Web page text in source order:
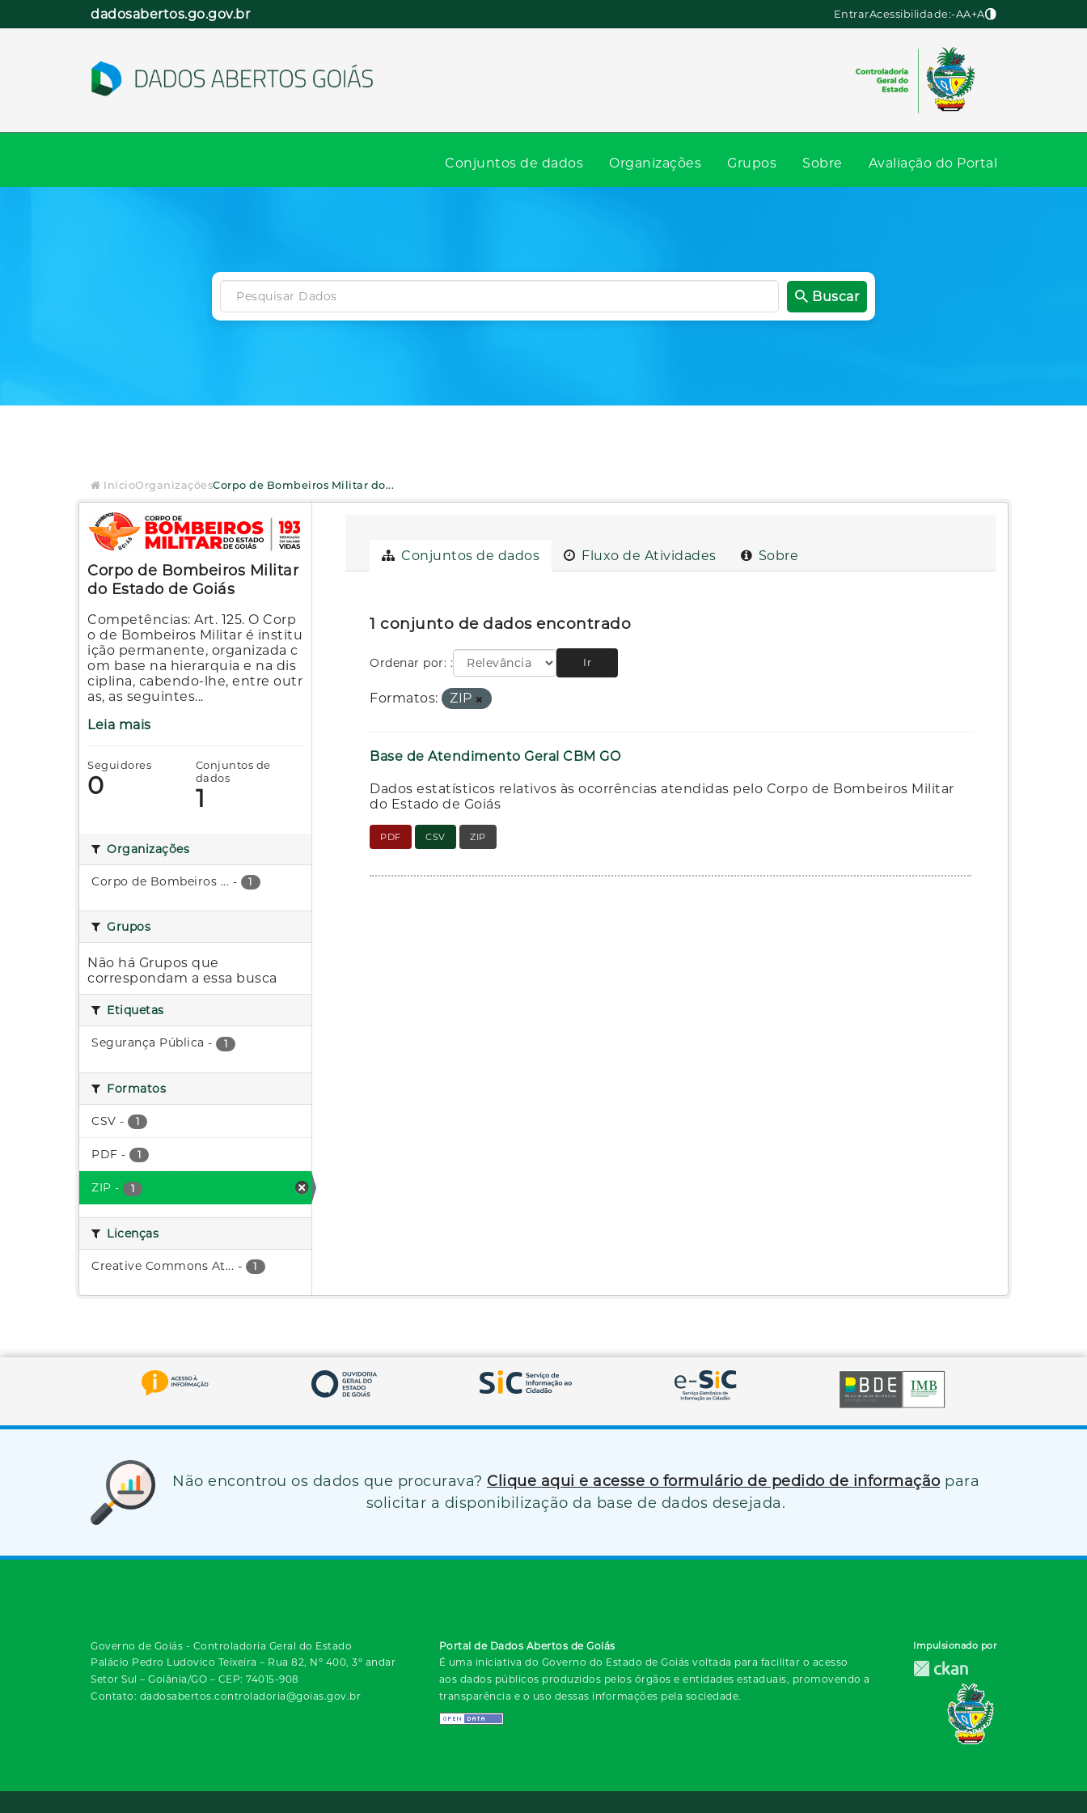
dadosabertos.go.gov.br EntrarAcessibilidade:-AA+A
Conjuntos de dados Organizações Grupos Sobre Avaliação do Portal
Buscar
InícioOrganizaçõesCorpo de Bombeiros Militar do...
Corpo de Bombeiros Militar
do Estado de Goiás
Competências: Art. 125. O Corp
o de Bombeiros Militar é institu
ição permanente, organizada c
om base na hierarquia e na dis
ciplina, cabendo-lhe, entre outr
as, as seguintes...
Leia mais
Seguidores
0
Conjuntos de
dados
1
Organizações
Corpo de Bombeiros ... - 1
Grupos
Não há Grupos que
correspondam a essa busca
Etiquetas
Segurança Pública - 1
Formatos
CSV - 1
PDF - 1
ZIP - 1
Licenças
Creative Commons At... - 1
Conjuntos de dados Fluxo de Atividades Sobre
1 conjunto de dados encontrado
Ordenar por: Ir
Formatos: ZIP
Base de Atendimento Geral CBM GO
Dados estatísticos relativos às ocorrências atendidas pelo Corpo de Bombeiros Militar
do Estado de Goiás
PDF CSV ZIP
Não encontrou os dados que procurava? Clique aqui e acesse o formulário de pedido de informação para
solicitar a disponibilização da base de dados desejada.
Governo de Goiás - Controladoria Geral do Estado
Palácio Pedro Ludovico Teixeira – Rua 82, Nº 400, 3º andar
Setor Sul – Goiânia/GO – CEP: 74015-908
Contato: dadosabertos.controladoria@goias.gov.br
Portal de Dados Abertos de Goiás
É uma iniciativa do Governo do Estado de Goiás voltada para facilitar o acesso
aos dados públicos produzidos pelos órgãos e entidades estaduais, promovendo a
transparência e o uso dessas informações pela sociedade.
Impulsionado por